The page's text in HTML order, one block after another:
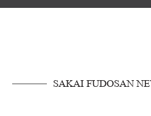
SAKAI FUDOSAN